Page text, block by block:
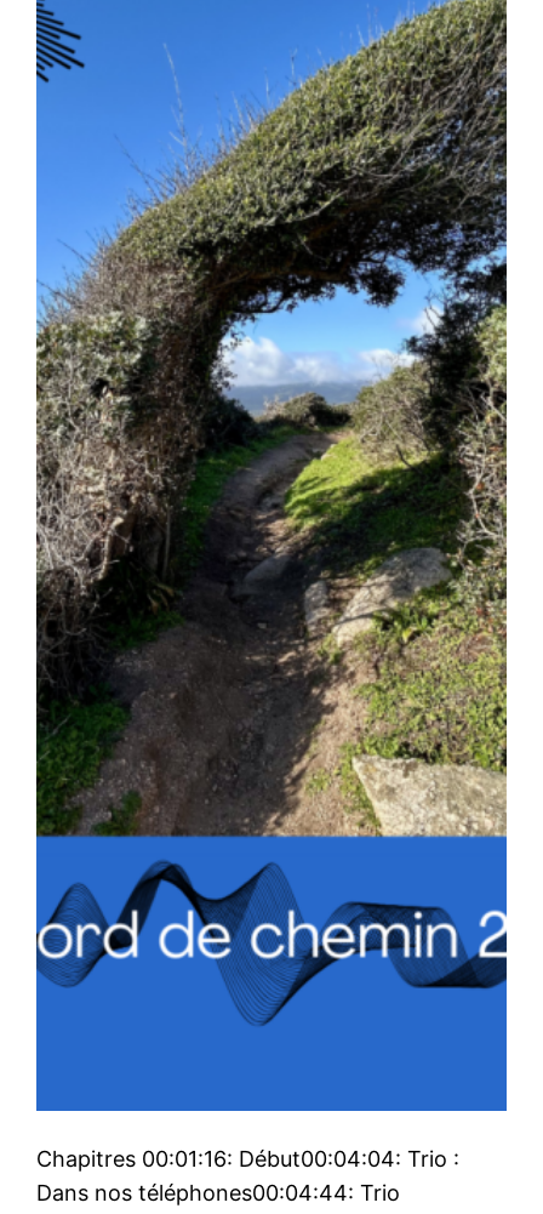
Chapitres 00:01:16: Début00:04:04: Trio :
Dans nos téléphones00:04:44: Trio